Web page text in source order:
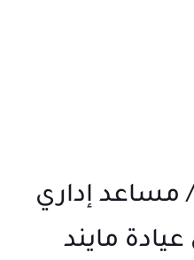
إداري
مايند